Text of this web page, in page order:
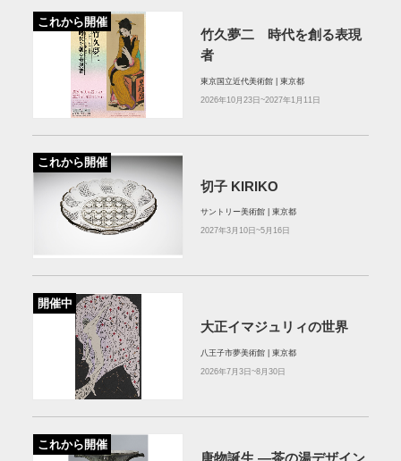
これから開催
竹久夢二 時代を創る表現
者
東京国立近代美術館 | 東京都
2026年10月23日~2027年1月11日
これから開催
切子 KIRIKO
サントリー美術館 | 東京都
2027年3月10日~5月16日
開催中
大正イマジュリィの世界
八王子市夢美術館 | 東京都
2026年7月3日~8月30日
これから開催
唐物誕生 ―茶の湯デザイン